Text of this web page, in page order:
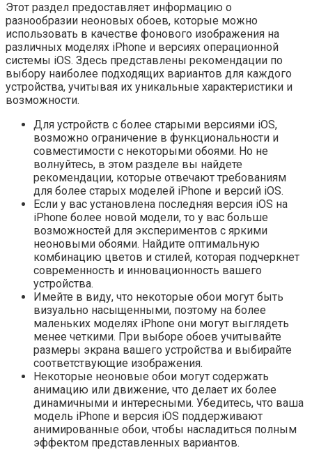
Этот раздел предоставляет информацию о
разнообразии неоновых обоев, которые можно
использовать в качестве фонового изображения на
различных моделях iPhone и версиях операционной
системы iOS. Здесь представлены рекомендации по
выбору наиболее подходящих вариантов для каждого
устройства, учитывая их уникальные характеристики и
возможности.
Для устройств с более старыми версиями iOS,
возможно ограничение в функциональности и
совместимости с некоторыми обоями. Но не
волнуйтесь, в этом разделе вы найдете
рекомендации, которые отвечают требованиям
для более старых моделей iPhone и версий iOS.
Если у вас установлена последняя версия iOS на
iPhone более новой модели, то у вас больше
возможностей для экспериментов с яркими
неоновыми обоями. Найдите оптимальную
комбинацию цветов и стилей, которая подчеркнет
современность и инновационность вашего
устройства.
Имейте в виду, что некоторые обои могут быть
визуально насыщенными, поэтому на более
маленьких моделях iPhone они могут выглядеть
менее четкими. При выборе обоев учитывайте
размеры экрана вашего устройства и выбирайте
соответствующие изображения.
Некоторые неоновые обои могут содержать
анимацию или движение, что делает их более
динамичными и интересными. Убедитесь, что ваша
модель iPhone и версия iOS поддерживают
анимированные обои, чтобы насладиться полным
эффектом представленных вариантов.